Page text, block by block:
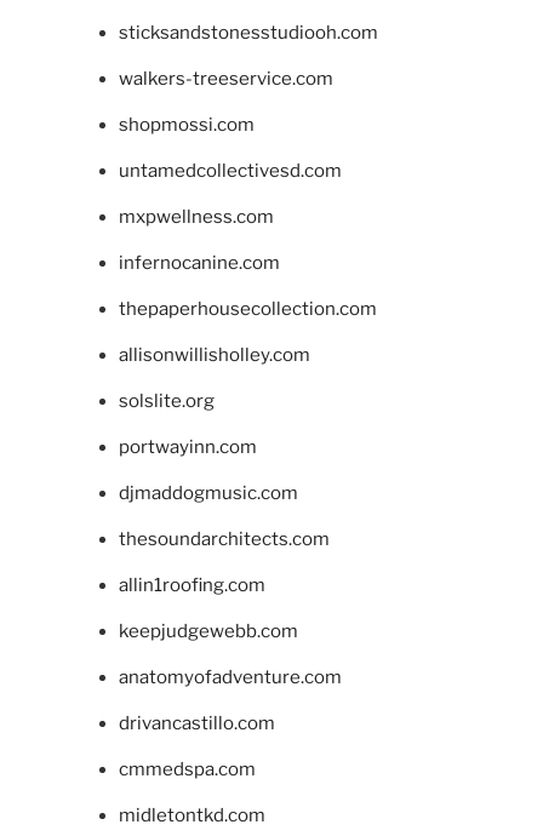
sticksandstonesstudiooh.com
walkers-treeservice.com
shopmossi.com
untamedcollectivesd.com
mxpwellness.com
infernocanine.com
thepaperhousecollection.com
allisonwillisholley.com
solslite.org
portwayinn.com
djmaddogmusic.com
thesoundarchitects.com
allin1roofing.com
keepjudgewebb.com
anatomyofadventure.com
drivancastillo.com
cmmedspa.com
midletontkd.com